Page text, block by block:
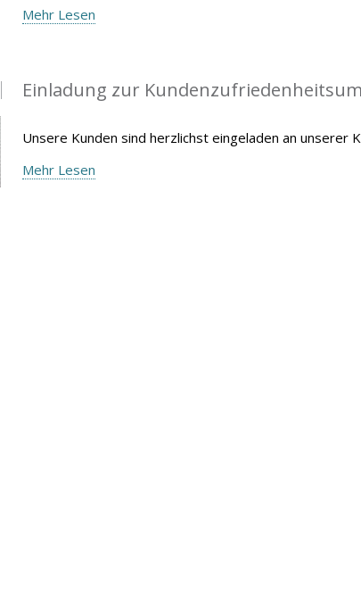
Mehr Lesen
Einladung zur
Unsere Kunden sind herzlichst eingeladen an unserer
Mehr Lesen